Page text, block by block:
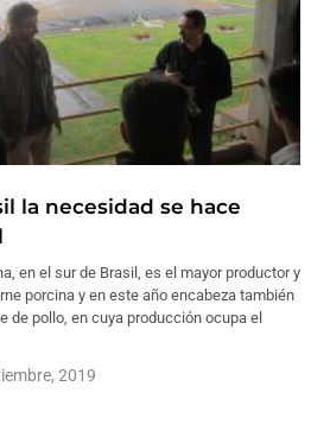
la necesidad se hace
en el sur de Brasil, es el mayor productor y
porcina y en este año encabeza también
de pollo, en cuya producción ocupa el
2019